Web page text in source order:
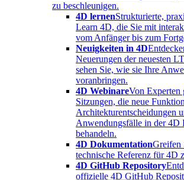
zu beschleunigen.
4D lernenStrukturierte,
Learn 4D, die Sie mit
vom Anfänger bis zum
Neuigkeiten in 4D
Neuerungen der neuesten
sehen Sie, wie sie Ihre
voranbringen.
4D WebinareVon Experten
Sitzungen, die neue
Architekturentscheidungen
Anwendungsfälle in der 4D
behandeln.
4D DokumentationGreifen
technische Referenz für 4D
4D GitHub Repository
offizielle 4D GitHub